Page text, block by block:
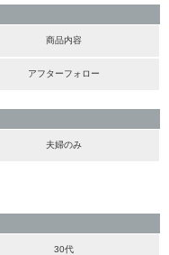
商品内容
アフターフォロー
夫婦のみ
30代